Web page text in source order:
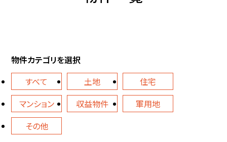
物件カテゴリを選択
すべて
土地
住宅
マンション
収益物件
軍用地
その他